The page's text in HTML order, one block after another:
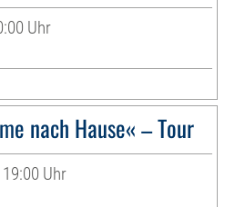
Uhr
nach Hause« – Tour
Uhr